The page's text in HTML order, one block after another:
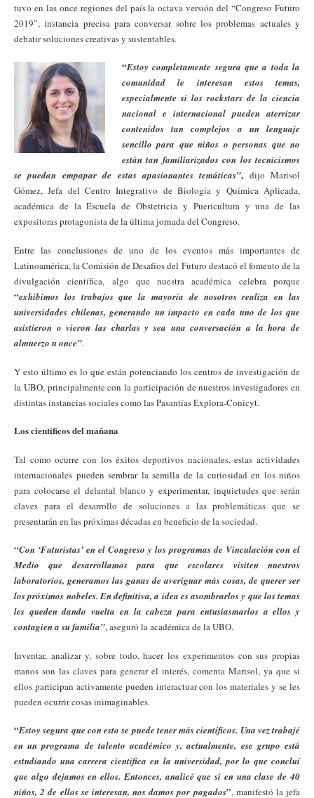
tuvo en las once regiones del país la octava versión del “Congreso Futuro
2019”, instancia precisa para conversar sobre los problemas actuales y
debatir soluciones creativas y sustentables.
“Estoy completamente segura que a toda la
comunidad le interesan estos temas,
especialmente si los rockstars de la ciencia
nacional e internacional pueden aterrizar
contenidos tan complejos a un lenguaje
sencillo para que niños o personas que no
están tan familiarizados con los tecnicismos
se puedan empapar de estas apasionantes temáticas”, dijo Marisol
Gómez, Jefa del Centro Integrativo de Biología y Química Aplicada,
académica de la Escuela de Obstetricia y Puericultura y una de las
expositoras protagonista de la última jornada del Congreso.
Entre las conclusiones de uno de los eventos más importantes de
Latinoamérica, la Comisión de Desafíos del Futuro destacó el fomento de la
divulgación científica, algo que nuestra académica celebra porque
“exhibimos los trabajos que la mayoría de nosotros realiza en las
universidades chilenas, generando un impacto en cada uno de los que
asistieron o vieron las charlas y sea una conversación a la hora de
almuerzo u once”.
Y esto último es lo que están potenciando los centros de investigación de
la UBO, principalmente con la participación de nuestros investigadores en
distintas instancias sociales como las Pasantías Explora-Conicyt.
Los científicos del mañana
Tal como ocurre con los éxitos deportivos nacionales, estas actividades
internacionales pueden sembrar la semilla de la curiosidad en los niños
para colocarse el delantal blanco y experimentar, inquietudes que serán
claves para el desarrollo de soluciones a las problemáticas que se
presentarán en las próximas décadas en beneficio de la sociedad.
“Con ‘Futuristas’ en el Congreso y los programas de Vinculación con el
Medio que desarrollamos para que escolares visiten nuestros
laboratorios, generamos las ganas de averiguar más cosas, de querer ser
los próximos nobeles. En definitiva, a idea es asombrarlos y que los temas
les queden dando vuelta en la cabeza para entusiasmarlos a ellos y
contagien a su familia”, aseguró la académica de la UBO.
Inventar, analizar y, sobre todo, hacer los experimentos con sus propias
manos son las claves para generar el interés, comenta Marisol, ya que si
ellos participan activamente pueden interactuar con los materiales y se les
pueden ocurrir cosas inimaginables.
“Estoy segura que con esto se puede tener más científicos. Una vez trabajé
en un programa de talento académico y, actualmente, ese grupo está
estudiando una carrera científica en la universidad, por lo que concluí
que algo dejamos en ellos. Entonces, analicé que si en una clase de 40
niños, 2 de ellos se interesan, nos damos por pagados”, manifestó la jefa